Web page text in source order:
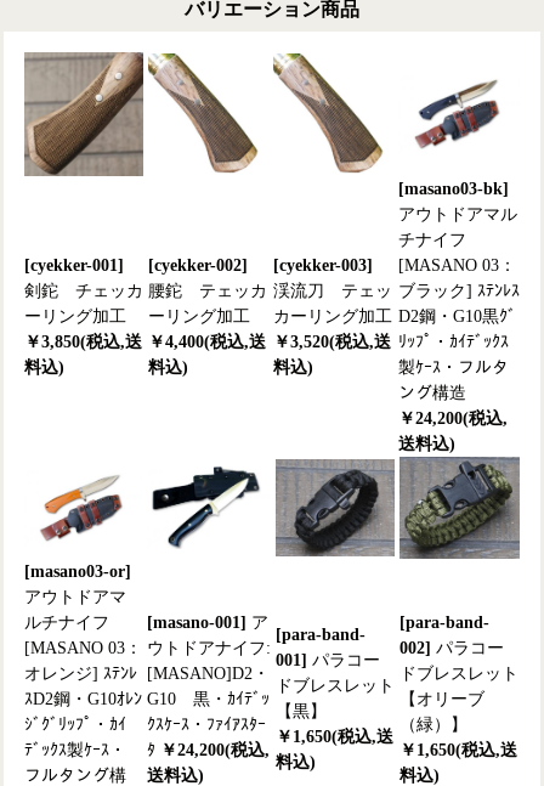
バリエーション商品
[cyekker-001]
剣鉈 チェッカ
ーリング加工
￥3,850(税込,送
料込)
[cyekker-002]
腰鉈 テェッカ
ーリング加工
￥4,400(税込,送
料込)
[cyekker-003]
渓流刀 テェッ
カーリング加工
￥3,520(税込,送
料込)
[masano03-bk]
アウトドアマル
チナイフ
[MASANO 03：
ブラック] ｽﾃﾝﾚｽ
D2鋼・G10黒ｸﾞ
ﾘｯﾌﾟ・ｶｲﾃﾞｯｸｽ
製ｹｰｽ・フルタ
ング構造
￥24,200(税込,
送料込)
[masano03-or]
アウトドアマ
ルチナイフ
[MASANO 03：
オレンジ] ｽﾃﾝﾚ
ｽD2鋼・G10ｵﾚﾝ
ｼﾞｸﾞﾘｯﾌﾟ・ｶｲ
ﾃﾞｯｸｽ製ｹｰｽ・
フルタング構
[masano-001] ア
ウトドアナイフ:
[MASANO]D2・
G10 黒・ｶｲﾃﾞｯ
ｸｽｹｰｽ・ﾌｧｲｱｽﾀｰ
ﾀ ￥24,200(税込,
送料込)
[para-band-
001] パラコー
ドブレスレット
【黒】
￥1,650(税込,送
料込)
[para-band-
002] パラコー
ドブレスレット
【オリーブ
（緑）】
￥1,650(税込,送
料込)